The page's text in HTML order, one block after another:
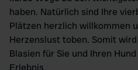
haben. Natürlich sind Ihre
Plätzen herzlich willkommen
Herzenslust toben. Somit
Blasien für Sie und Ihren
Erlebnis.